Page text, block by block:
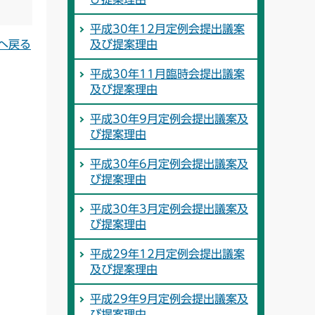
戻る
平成30年12月定例会提出議案
及び提案理由
平成30年11月臨時会提出議案
及び提案理由
平成30年9月定例会提出議案及
び提案理由
平成30年6月定例会提出議案及
び提案理由
平成30年3月定例会提出議案及
び提案理由
平成29年12月定例会提出議案
及び提案理由
平成29年9月定例会提出議案及